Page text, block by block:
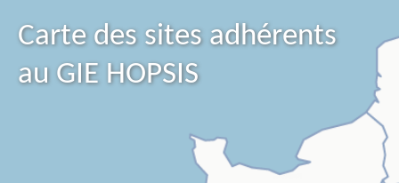
Carte des sites adhérents
au GIE HOPSIS